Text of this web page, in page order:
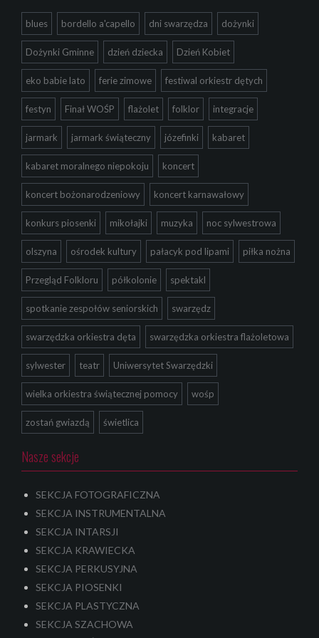
blues bordello a'capello dni swarzędza dożynki
Dożynki Gminne dzień dziecka Dzień Kobiet
eko babie lato ferie zimowe festiwal orkiestr dętych
festyn Finał WOŚP flażolet folklor integracje
jarmark jarmark świąteczny józefinki kabaret
kabaret moralnego niepokoju koncert
koncert bożonarodzeniowy koncert karnawałowy
konkurs piosenki mikołajki muzyka noc sylwestrowa
olszyna ośrodek kultury pałacyk pod lipami piłka nożna
Przegląd Folkloru półkolonie spektakl
spotkanie zespołów seniorskich swarzędz
swarzędzka orkiestra dęta swarzędzka orkiestra flażoletowa
sylwester teatr Uniwersytet Swarzędzki
wielka orkiestra świątecznej pomocy wośp
zostań gwiazdą świetlica
Nasze sekcje
SEKCJA FOTOGRAFICZNA
SEKCJA INSTRUMENTALNA
SEKCJA INTARSJI
SEKCJA KRAWIECKA
SEKCJA PERKUSYJNA
SEKCJA PIOSENKI
SEKCJA PLASTYCZNA
SEKCJA SZACHOWA